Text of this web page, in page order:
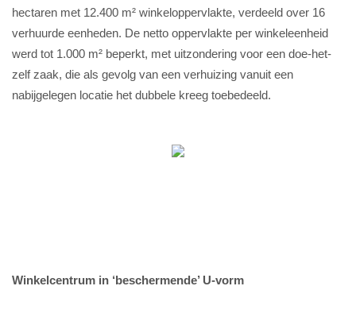
hectaren met 12.400 m² winkeloppervlakte, verdeeld over 16
verhuurde eenheden. De netto oppervlakte per winkeleenheid
werd tot 1.000 m² beperkt, met uitzondering voor een doe-het-
zelf zaak, die als gevolg van een verhuizing vanuit een
nabijgelegen locatie het dubbele kreeg toebedeeld.
Winkelcentrum in ‘beschermende’ U-vorm